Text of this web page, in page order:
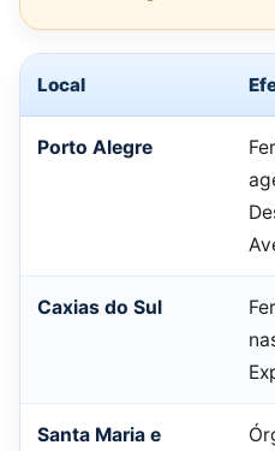
Local
Porto Alegre
Caxias do Sul
Santa Maria e